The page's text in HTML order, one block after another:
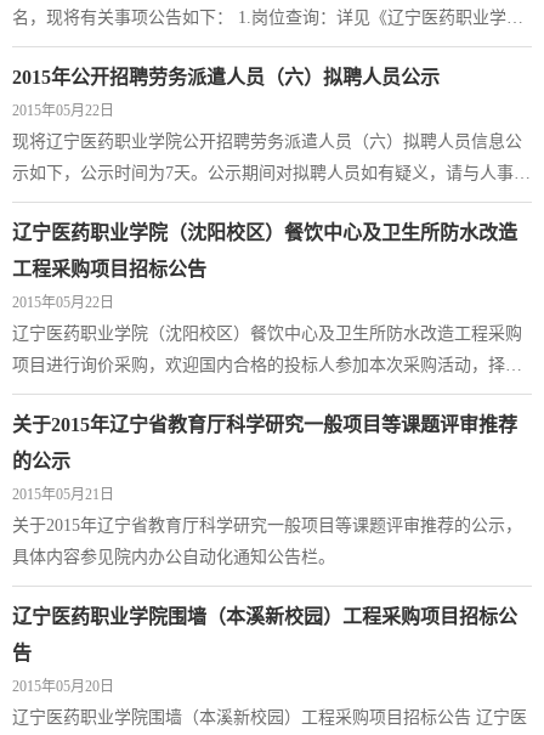
名，现将有关事项公告如下： 1.岗位查询：详见《辽宁医药职业学院
2015年公开招聘劳务派遣人员计划信息表（七）》。 2.报名：本次公
开招聘采取现场报名...
2015年公开招聘劳务派遣人员（六）拟聘人员公示
2015年05月22日
现将辽宁医药职业学院公开招聘劳务派遣人员（六）拟聘人员信息公
示如下，公示时间为7天。公示期间对拟聘人员如有疑义，请与人事处
联系。 辽宁医药职业学院人事处联系电话：024-89800316 辽宁医药职
业学院 二〇一五年...
辽宁医药职业学院（沈阳校区）餐饮中心及卫生所防水改造
工程采购项目招标公告
2015年05月22日
辽宁医药职业学院（沈阳校区）餐饮中心及卫生所防水改造工程采购
项目进行询价采购，欢迎国内合格的投标人参加本次采购活动，择优
选定合格的供应商。 一、采购内容 沈阳校区餐饮中心及卫生所防水改
造约2128平方米，工...
关于2015年辽宁省教育厅科学研究一般项目等课题评审推荐
的公示
2015年05月21日
关于2015年辽宁省教育厅科学研究一般项目等课题评审推荐的公示，
具体内容参见院内办公自动化通知公告栏。
辽宁医药职业学院围墙（本溪新校园）工程采购项目招标公
告
2015年05月20日
辽宁医药职业学院围墙（本溪新校园）工程采购项目招标公告 辽宁医